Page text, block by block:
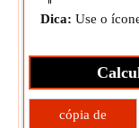
Dica: Use o
cópia de